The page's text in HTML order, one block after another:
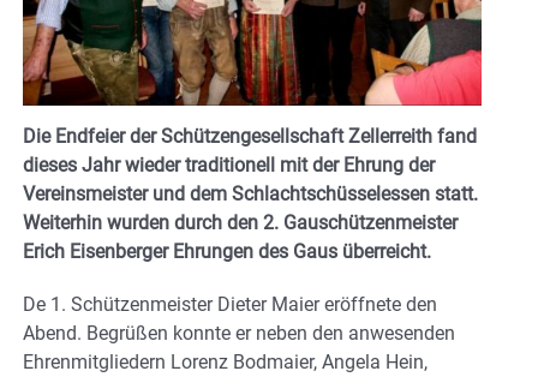
Die Endfeier der Schützengesellschaft Zellerreith fand
dieses Jahr wieder traditionell mit der Ehrung der
Vereinsmeister und dem Schlachtschüsselessen statt.
Weiterhin wurden durch den 2. Gauschützenmeister
Erich Eisenberger Ehrungen des Gaus überreicht.
De 1. Schützenmeister Dieter Maier eröffnete den
Abend. Begrüßen konnte er neben den anwesenden
Ehrenmitgliedern Lorenz Bodmaier, Angela Hein,